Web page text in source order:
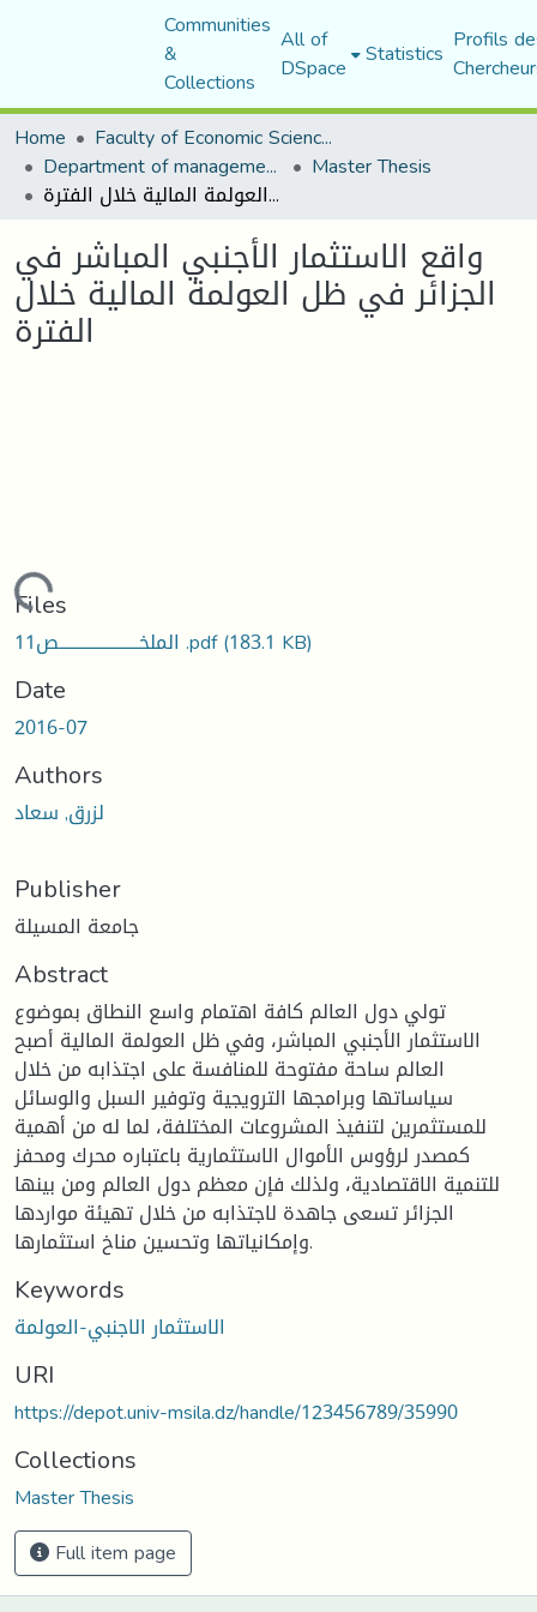
Communities
&
Collections
All of
DSpace Statistics Profils
Home
Faculty of Economic Sciences, Commerce and Management Sciences
Department of management sciences Master Thesis
واقع الاستثمار الأجنبي المباشر في الجزائر في ظل العولمة المالية خلال الفترة
واقع الاستثمار الأجنبي المباشر في
الجزائر في ظل العولمة المالية خلال
الفترة
Loading...
Files
11الملخــــــــــــــــــــــص .pdf(183.1 KB)
Date
2016-07
Authors
لزرق, سعاد
Publisher
جامعة المسيلة
Abstract
تولي دول العالم كافة اهتمام واسع النطاق بموضوع
الاستثمار الأجنبي المباشر، وفي ظل العولمة المالية أصبح
العالم ساحة مفتوحة للمنافسة على اجتذابه من خلال
سياساتها وبرامجها الترويجية وتوفير السبل والوسائل
للمستثمرين لتنفيذ المشروعات المختلفة، لما له من أهمية
كمصدر لرؤوس الأموال الاستثمارية باعتباره محرك ومحفز
للتنمية الاقتصادية، ولذلك فإن معظم دول العالم ومن بينها
الجزائر تسعى جاهدة لاجتذابه من خلال تهيئة مواردها
وإمكانياتها وتحسين مناخ استثمارها.
Keywords
الاستثمار الاجنبي-العولمة
URI
https://depot.univ-msila.dz/handle/123456789/35990
Collections
Master Thesis
Full item page